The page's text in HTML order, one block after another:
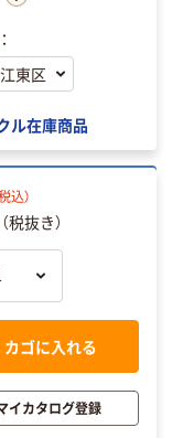
ル在庫商品
税込）
税抜き）
カゴに入れる
イカタログ登録